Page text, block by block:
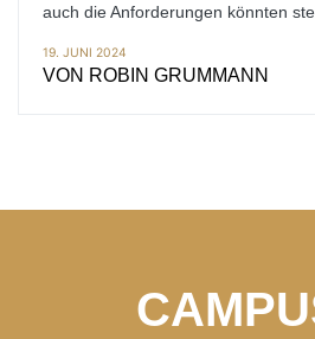
auch die Anforderungen könnten
19. JUNI 2024
VON ROBIN GRUMMANN